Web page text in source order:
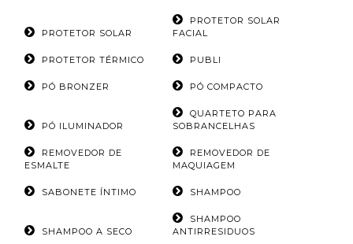
PROTETOR SOLAR
PROTETOR SOLAR
FACIAL
PROTETOR TÉRMICO PUBLI
PÓ BRONZER PÓ COMPACTO
PÓ ILUMINADOR
QUARTETO PARA
SOBRANCELHAS
REMOVEDOR DE
ESMALTE
REMOVEDOR DE
MAQUIAGEM
SABONETE ÍNTIMO SHAMPOO
SHAMPOO A SECO
SHAMPOO
ANTIRRESIDUOS